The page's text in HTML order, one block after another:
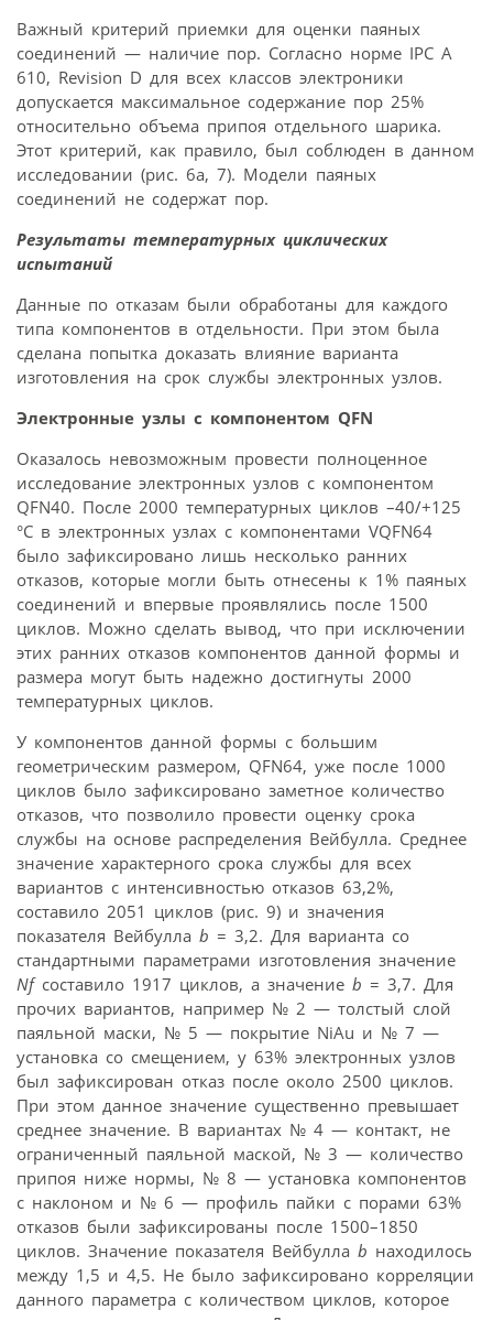
Важный критерий приемки для оценки паяных
соединений — наличие пор. Согласно норме IPC A
610, Revision D для всех классов электроники
допускается максимальное содержание пор 25%
относительно объема припоя отдельного шарика.
Этот критерий, как правило, был соблюден в данном
исследовании (рис. 6а, 7). Модели паяных
соединений не содержат пор.
Результаты температурных циклических
испытаний
Данные по отказам были обработаны для каждого
типа компонентов в отдельности. При этом была
сделана попытка доказать влияние варианта
изготовления на срок службы электронных узлов.
Электронные узлы с компонентом QFN
Оказалось невозможным провести полноценное
исследование электронных узлов с компонентом
QFN40. После 2000 температурных циклов –40/+125
°C в электронных узлах с компонентами VQFN64
было зафиксировано лишь несколько ранних
отказов, которые могли быть отнесены к 1% паяных
соединений и впервые проявлялись после 1500
циклов. Можно сделать вывод, что при исключении
этих ранних отказов компонентов данной формы и
размера могут быть надежно достигнуты 2000
температурных циклов.
У компонентов данной формы с большим
геометрическим размером, QFN64, уже после 1000
циклов было зафиксировано заметное количество
отказов, что позволило провести оценку срока
службы на основе распределения Вейбулла. Среднее
значение характерного срока службы для всех
вариантов с интенсивностью отказов 63,2%,
составило 2051 циклов (рис. 9) и значения
показателя Вейбулла b = 3,2. Для варианта со
стандартными параметрами изготовления значение
Nfсоставило 1917 циклов, а значение b = 3,7. Для
прочих вариантов, например № 2 — толстый слой
паяльной маски, № 5 — покрытие NiAu и № 7 —
установка со смещением, у 63% электронных узлов
был зафиксирован отказ после около 2500 циклов.
При этом данное значение существенно превышает
среднее значение. В вариантах № 4 — контакт, не
ограниченный паяльной маской, № 3 — количество
припоя ниже нормы, № 8 — установка компонентов
с наклоном и № 6 — профиль пайки с порами 63%
отказов были зафиксированы после 1500–1850
циклов. Значение показателя Вейбулла b находилось
между 1,5 и 4,5. Не было зафиксировано корреляции
данного параметра с количеством циклов, которое